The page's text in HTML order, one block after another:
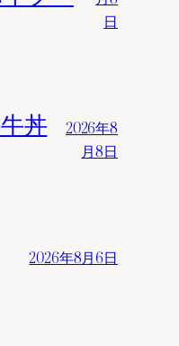
日
丼
2026年8
月8日
2026年8月6日